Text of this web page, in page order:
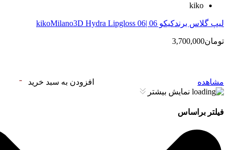
kiko
لیپ گلاس‌ برندکیکو 06 |kikoMilano3D Hydra Lipgloss 06
تومان3,700,000
مشاهده
افزودن به سبد خرید
نمایش بیشتر
فیلتر براساس